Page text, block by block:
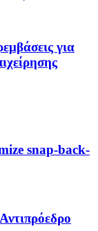
για
snap-back-